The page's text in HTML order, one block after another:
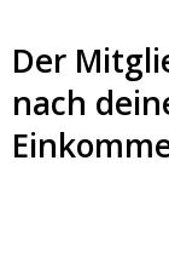
Der
nach